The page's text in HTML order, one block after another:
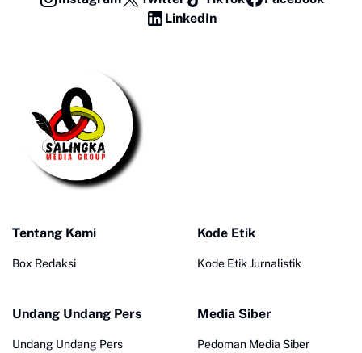
LinkedIn
Tentang Kami
Box Redaksi
Kode Etik
Kode Etik Jurnalistik
Undang Undang Pers
Undang Undang Pers
Media Siber
Pedoman Media Siber